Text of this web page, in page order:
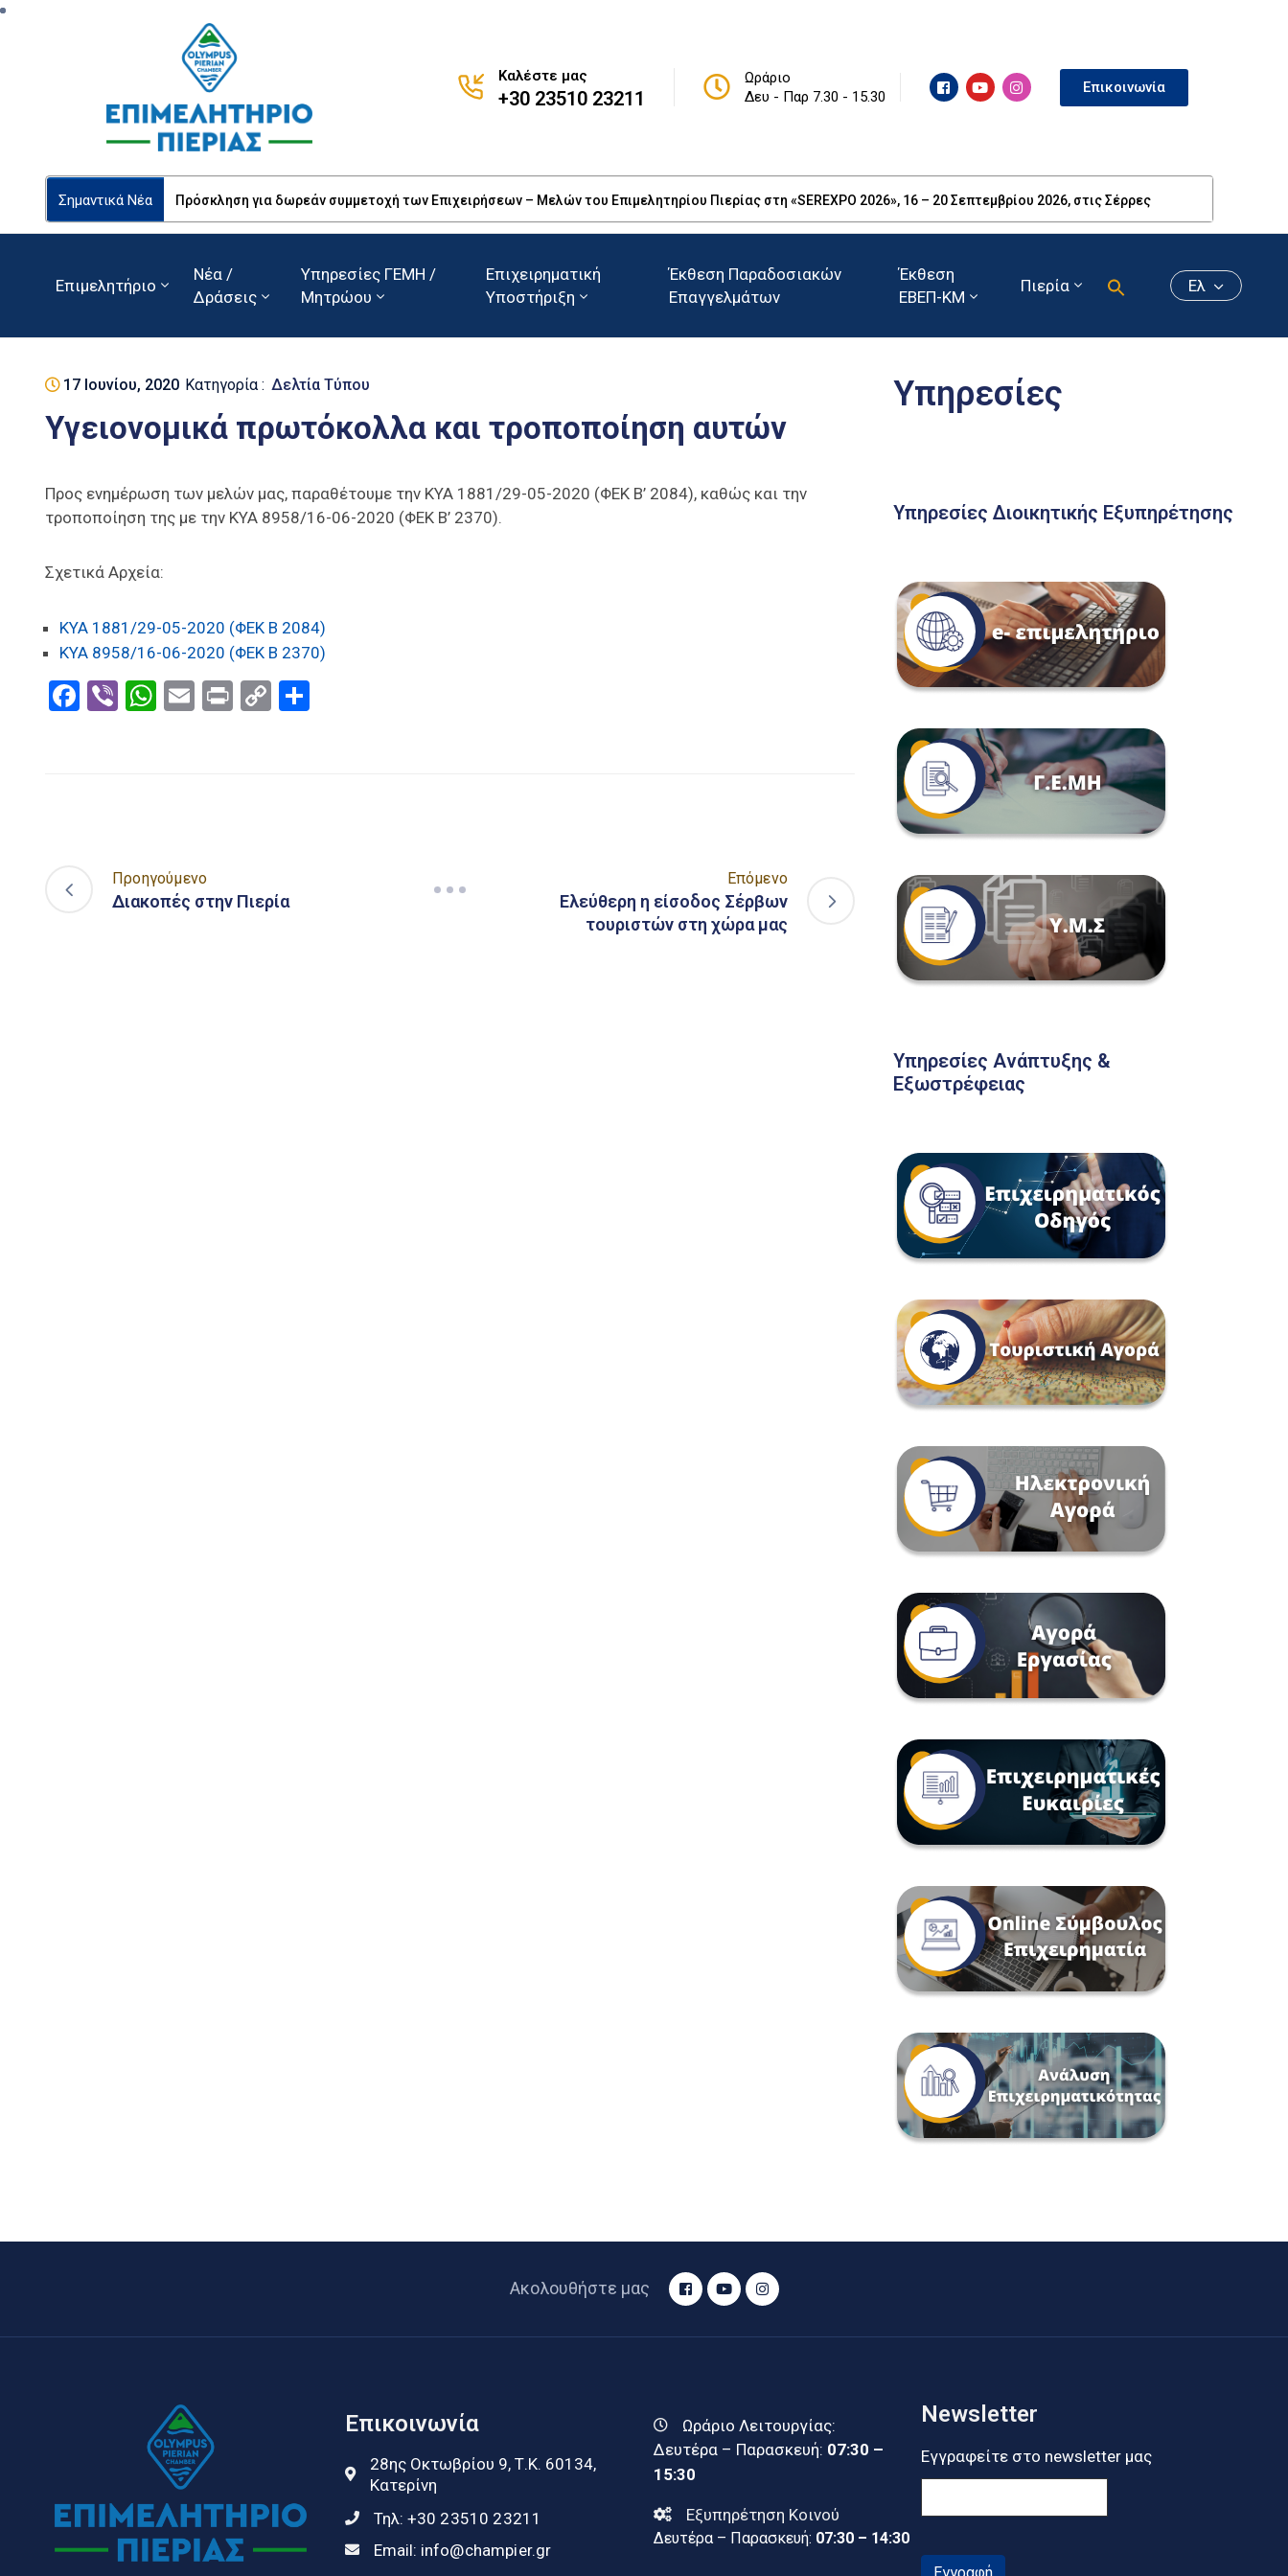
Καλέστε μας
+30 23510 23211
Ωράριο
Δευ - Παρ 7.30 - 15.30
Επικοινωνία
Σημαντικά Νέα Πρόσκληση για δωρεάν συμμετοχή των Επιχειρήσεων – Μελών του Επιμελητηρίου Πιερίας στη «SEREXPO 2026», 16 – 20 Σεπτεμβρίου 2026, στις Σέρρες
Επιμελητήριο
Νέα /
Δράσεις
Υπηρεσίες ΓΕΜΗ /
Μητρώου
Επιχειρηματική
Υποστήριξη
Έκθεση Παραδοσιακών
Επαγγελμάτων
Έκθεση
ΕΒΕΠ-ΚΜ
Πιερία Ελ
17 Ιουνίου, 2020 Κατηγορία : Δελτία Τύπου
Υγειονομικά πρωτόκολλα και τροποποίηση αυτών
Προς ενημέρωση των μελών μας, παραθέτουμε την ΚΥΑ 1881/29-05-2020 (ΦΕΚ Β’ 2084), καθώς και την
τροποποίηση της με την ΚΥΑ 8958/16-06-2020 (ΦΕΚ Β’ 2370).
Σχετικά Αρχεία:
ΚΥΑ 1881/29-05-2020 (ΦΕΚ Β 2084)
ΚΥΑ 8958/16-06-2020 (ΦΕΚ Β 2370)
Facebook
ViberWhatsApp
EmailPrintCopy
Προηγούμενο
Διακοπές στην Πιερία
Επόμενο
Ελεύθερη η είσοδος Σέρβων
τουριστών στη χώρα μας
Υπηρεσίες
Υπηρεσίες Διοικητικής Εξυπηρέτησης
Υπηρεσίες Ανάπτυξης &
Εξωστρέφειας
Ακολουθήστε μας
Επικοινωνία
28ης Οκτωβρίου 9, Τ.Κ. 60134,
Κατερίνη
Τηλ: +30 23510 23211
Email: info@champier.gr
Ωράριο Λειτουργίας:
Δευτέρα – Παρασκευή: 07:30 –
15:30
Εξυπηρέτηση Κοινού
Δευτέρα – Παρασκευή: 07:30 – 14:30
Newsletter
Εγγραφείτε στο newsletter μας